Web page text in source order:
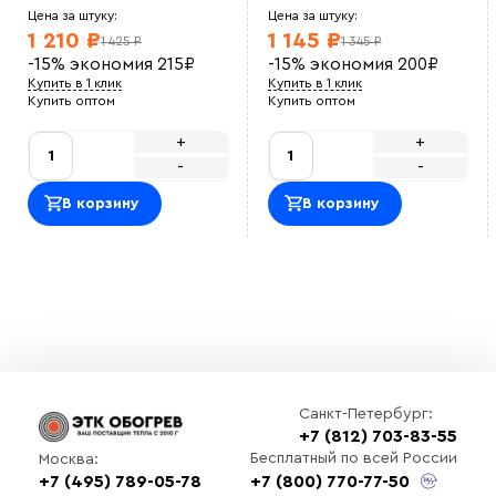
крепеж. кабель не перегревается
Ольга
Приятно сотрудничать. Закупали кабель для
производственной зоны, по документам все в
порядке и в срок.
Василий М
ОТличный саморег , покупался на отрез , адекватная
цена.<br> Использовали для обогрева емкости с
водой зимой, на производстве<br>
Оставить отзыв
Выберите
файл
Цена за штуку:
1 425 ₽
1 210 ₽
-15% экономия 215₽
Купить в 1 клик
Купить оптом
-
+
В корзину
Цена за штуку:
1 345 ₽
1 145 ₽
-15% экономия 200₽
Купить в 1 клик
Купить оптом
-
+
В корзину
Санкт-Петербург:
+7 (812) 703-83-55
Москва:
+7 (495) 789-05-78
Бесплатный по всей России
+7 (800) 770-77-50